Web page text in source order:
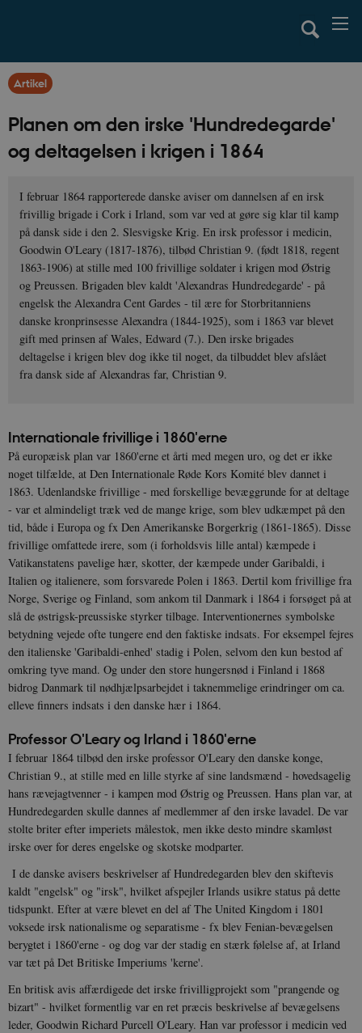
Artikel
Planen om den irske 'Hundredegarde'
og deltagelsen i krigen i 1864
I februar 1864 rapporterede danske aviser om dannelsen af en irsk
frivillig brigade i Cork i Irland, som var ved at gøre sig klar til kamp
på dansk side i den 2. Slesvigske Krig. En irsk professor i medicin,
Goodwin O'Leary (1817-1876), tilbød Christian 9. (født 1818, regent
1863-1906) at stille med 100 frivillige soldater i krigen mod Østrig
og Preussen. Brigaden blev kaldt 'Alexandras Hundredegarde' - på
engelsk the Alexandra Cent Gardes - til ære for Storbritanniens
danske kronprinsesse Alexandra (1844-1925), som i 1863 var blevet
gift med prinsen af Wales, Edward (7.). Den irske brigades
deltagelse i krigen blev dog ikke til noget, da tilbuddet blev afslået
fra dansk side af Alexandras far, Christian 9.
Internationale frivillige i 1860'erne
På europæisk plan var 1860'erne et årti med megen uro, og det er ikke
noget tilfælde, at Den Internationale Røde Kors Komité blev dannet i
1863. Udenlandske frivillige - med forskellige bevæggrunde for at deltage
- var et almindeligt træk ved de mange krige, som blev udkæmpet på den
tid, både i Europa og fx Den Amerikanske Borgerkrig (1861-1865). Disse
frivillige omfattede irere, som (i forholdsvis lille antal) kæmpede i
Vatikanstatens pavelige hær, skotter, der kæmpede under Garibaldi, i
Italien og italienere, som forsvarede Polen i 1863. Dertil kom frivillige fra
Norge, Sverige og Finland, som ankom til Danmark i 1864 i forsøget på at
slå de østrigsk-preussiske styrker tilbage. Interventionernes symbolske
betydning vejede ofte tungere end den faktiske indsats. For eksempel fejres
den italienske 'Garibaldi-enhed' stadig i Polen, selvom den kun bestod af
omkring tyve mand. Og under den store hungersnød i Finland i 1868
bidrog Danmark til nødhjælpsarbejdet i taknemmelige erindringer om ca.
elleve finners indsats i den danske hær i 1864.
Professor O'Leary og Irland i 1860'erne
I februar 1864 tilbød den irske professor O'Leary den danske konge,
Christian 9., at stille med en lille styrke af sine landsmænd - hovedsagelig
hans rævejagtvenner - i kampen mod Østrig og Preussen. Hans plan var, at
Hundredegarden skulle dannes af medlemmer af den irske lavadel. De var
stolte briter efter imperiets målestok, men ikke desto mindre skamløst
irske over for deres engelske og skotske modparter.
I de danske avisers beskrivelser af Hundredegarden blev den skiftevis
kaldt "engelsk" og "irsk", hvilket afspejler Irlands usikre status på dette
tidspunkt. Efter at være blevet en del af The United Kingdom i 1801
voksede irsk nationalisme og separatisme - fx blev Fenian-bevægelsen
berygtet i 1860'erne - og dog var der stadig en stærk følelse af, at Irland
var tæt på Det Britiske Imperiums 'kerne'.
En britisk avis affærdigede det irske frivilligprojekt som "prangende og
bizart" - hvilket formentlig var en ret præcis beskrivelse af bevægelsens
leder, Goodwin Richard Purcell O'Leary. Han var professor i medicin ved